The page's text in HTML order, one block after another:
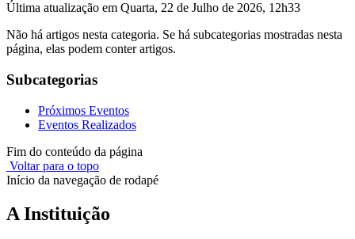
Última atualização em Quarta, 22 de Julho de 2026, 12h33
Não há artigos nesta categoria. Se há subcategorias mostradas nesta
página, elas podem conter artigos.
Subcategorias
Próximos Eventos
Eventos Realizados
Fim do conteúdo da página
Voltar para o topo
Início da navegação de rodapé
A Instituição